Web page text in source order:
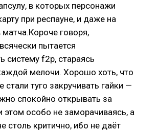
в которых персонажи
при респауне, и даже на
говоря,
пытается
систему f2p, стараясь
мелочи. Хорошо хоть, что
стали туго закручивать гайки —
спокойно открывать за
этом особо не заморачиваясь, а
столь критично, ибо не даёт